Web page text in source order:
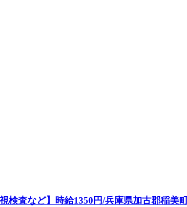
検査など】時給1350円/兵庫県加古郡稲